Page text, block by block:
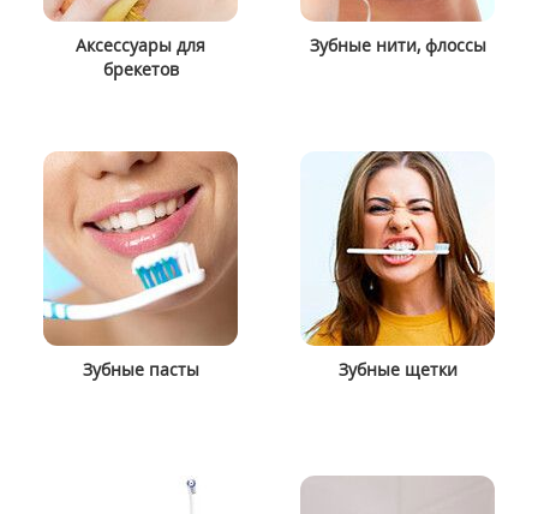
Аксессуары для
брекетов
Зубные нити, флоссы
Зубные пасты Зубные щетки